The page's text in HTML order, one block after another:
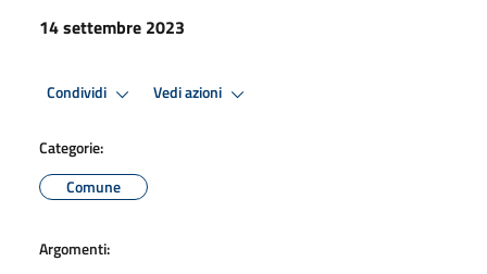
14 settembre 2023
Condividi Vedi azioni
Categorie:
Comune
Argomenti: